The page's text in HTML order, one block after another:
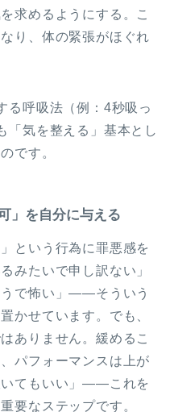
求めるようにする。こ
り、体の緊張がほぐれ
る呼吸法（例：4秒吸っ
「気を整える」基本とし
です。
」を自分に与える
という行為に罪悪感を
みたいで申し訳ない」
うで怖い」——そういう
かせています。でも、
ありません。緩めるこ
パフォーマンスは上が
いてもいい」——これを
要なステップです。